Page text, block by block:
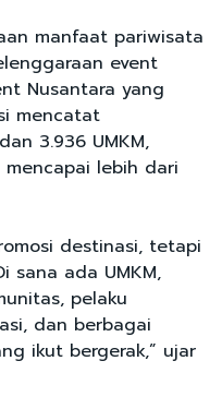
manfaat pariwisata
event
Nusantara yang
mencatat
3.936 UMKM,
lebih dari
destinasi, tetapi
sana ada UMKM,
pelaku
dan berbagai
ikut bergerak,” ujar